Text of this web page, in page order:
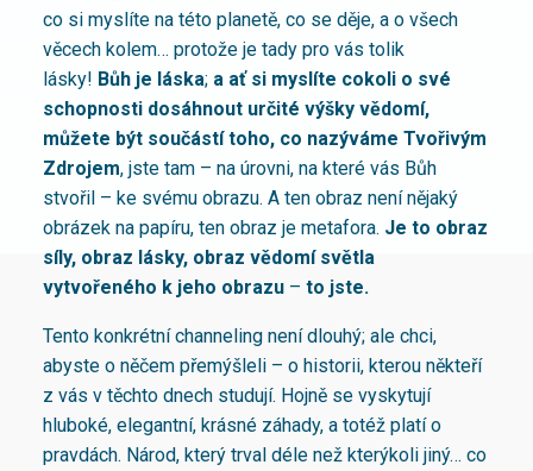
co si myslíte na této planetě, co se děje, a o všech
věcech kolem… protože je tady pro vás tolik
lásky! Bůh je láska; a ať si myslíte cokoli o své
schopnosti dosáhnout určité výšky vědomí,
můžete být součástí toho, co nazýváme Tvořivým
Zdrojem, jste tam – na úrovni, na které vás Bůh
stvořil – ke svému obrazu. A ten obraz není nějaký
obrázek na papíru, ten obraz je metafora. Je to obraz
síly, obraz lásky, obraz vědomí světla
vytvořeného k jeho obrazu – to jste.
Tento konkrétní channeling není dlouhý; ale chci,
abyste o něčem přemýšleli – o historii, kterou někteří
z vás v těchto dnech studují. Hojně se vyskytují
hluboké, elegantní, krásné záhady, a totéž platí o
pravdách. Národ, který trval déle než kterýkoli jiný… co